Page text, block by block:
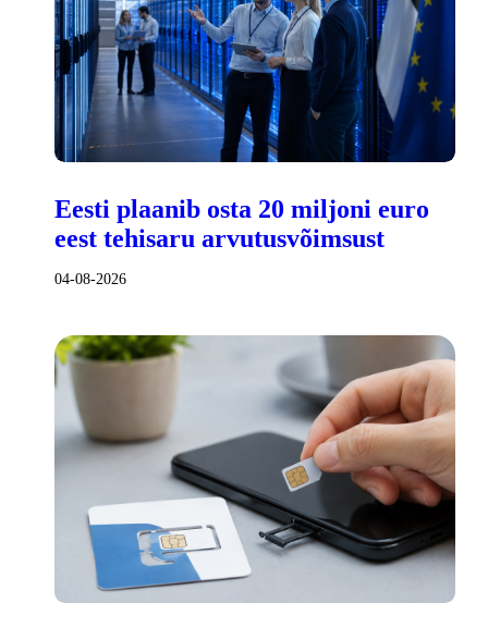
Eesti plaanib osta 20 miljoni euro
eest tehisaru arvutusvõimsust
04-08-2026